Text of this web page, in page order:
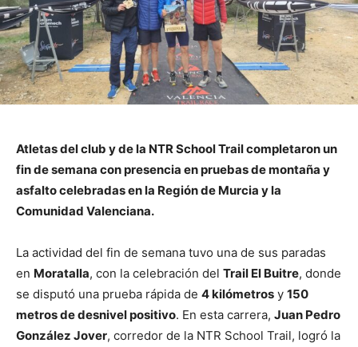
Atletas del club y de la NTR School Trail completaron un
fin de semana con presencia en pruebas de montaña y
asfalto celebradas en la Región de Murcia y la
Comunidad Valenciana.
La actividad del fin de semana tuvo una de sus paradas
en Moratalla, con la celebración del Trail El Buitre, donde
se disputó una prueba rápida de 4 kilómetros y 150
metros de desnivel positivo. En esta carrera, Juan Pedro
González Jover, corredor de la NTR School Trail, logró la